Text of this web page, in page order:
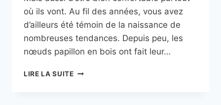
où ils vont. Au fil des années, vous avez
d’ailleurs été témoin de la naissance de
nombreuses tendances. Depuis peu, les
nœuds papillon en bois ont fait leur…
LIRE LA SUITELES